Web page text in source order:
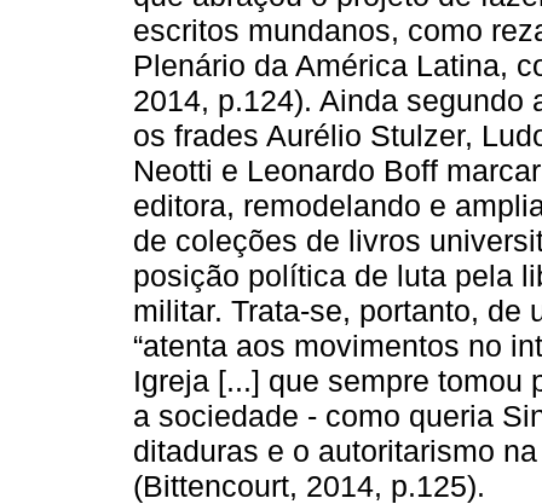
escritos mundanos, como
Plenário da América Latina,
2014, p.124). Ainda segundo
os frades Aurélio Stulzer,
Neotti e Leonardo Boff
editora, remodelando e
de coleções de livros
posição política de luta pela
militar. Trata-se, portanto, de
“atenta aos movimentos no
Igreja [...] que sempre tomou
a sociedade - como queria
ditaduras e o autoritarismo
(Bittencourt, 2014, p.125).